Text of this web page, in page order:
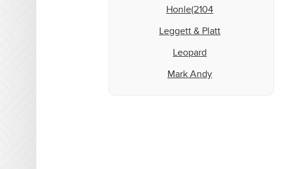
Honle(2104
Leggett & Platt
Leopard
Mark Andy